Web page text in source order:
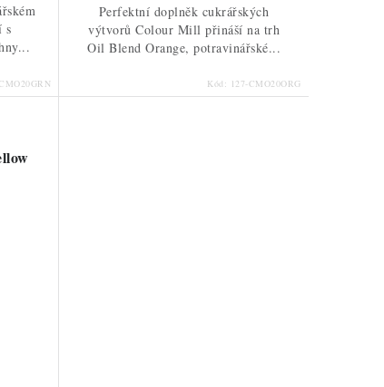
s
Perfektní doplněk cukrářských
výtvorů Colour Mill přináší na trh
Oil Blend Orange, potravinářské...
Kód: 127-CMO20ORG